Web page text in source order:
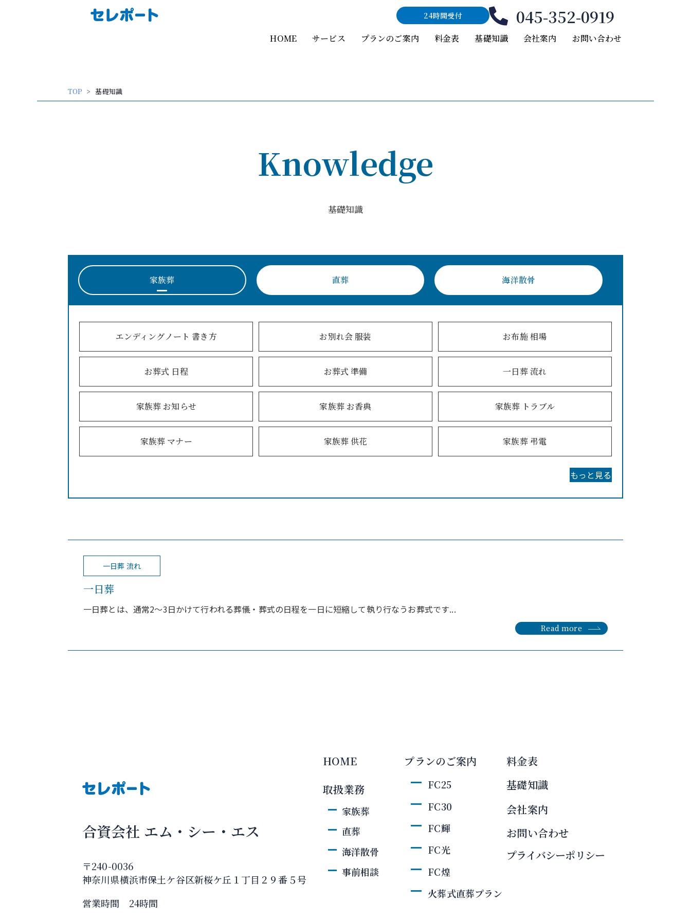
24時間受付 045-352-0919
HOME サービス プランのご案内 料金表 基礎知識 会社案内 お問い合わせ
TOP 基礎知識
Knowledge
基礎知識
家族葬 直葬 海洋散骨
エンディングノート 書き方 お別れ会 服装 お布施 相場
お葬式 日程 お葬式 準備 一日葬 流れ
家族葬 お知らせ 家族葬 お香典 家族葬 トラブル
家族葬 マナー 家族葬 供花 家族葬 弔電
もっと見る
一日葬 流れ
一日葬
一日葬とは、通常2～3日かけて行われる葬儀・葬式の日程を一日に短縮して執り行なうお葬式です...
Read more
合資会社 エム・シー・エス
〒240-0036
神奈川県横浜市保土ケ谷区新桜ケ丘１丁目２９番５号
営業時間 24時間
HOME
取扱業務
家族葬
直葬
海洋散骨
事前相談
プランのご案内
FC25
FC30
FC輝
FC光
FC煌
火葬式直葬プラン
料金表
基礎知識
会社案内
お問い合わせ
プライバシーポリシー